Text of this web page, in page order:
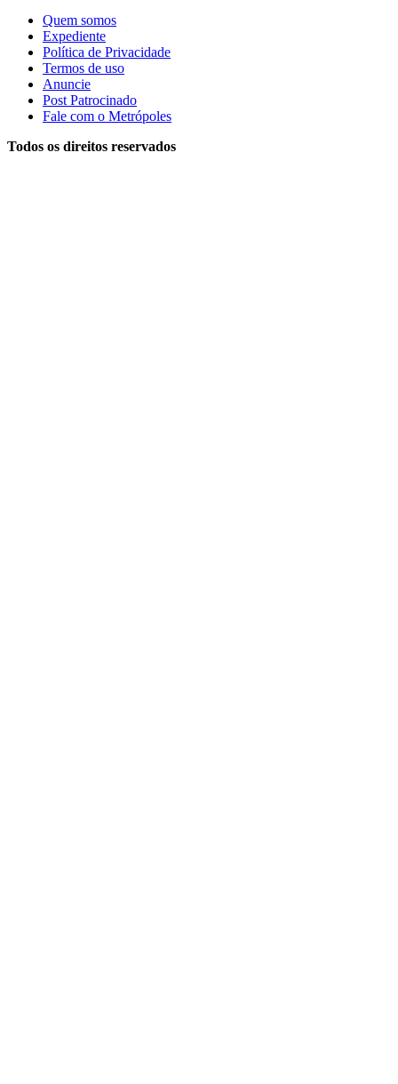
Quem somos
Expediente
Política de Privacidade
Termos de uso
Anuncie
Post Patrocinado
Fale com o Metrópoles
Todos os direitos reservados